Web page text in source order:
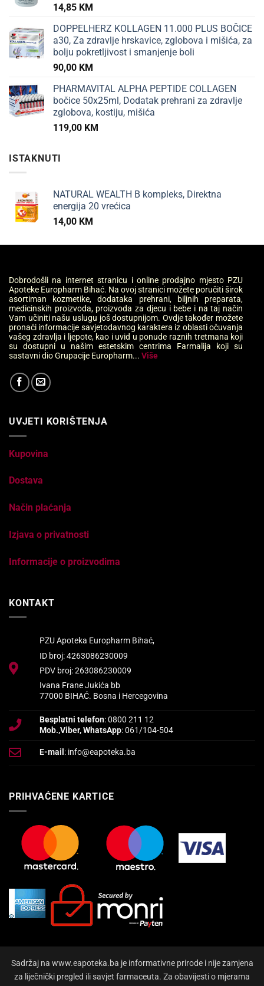
14,85 KM
DOPPELHERZ KOLLAGEN 11.000 PLUS BOČICE
a30, Za zdravlje hrskavice, zglobova i mišića, za
bolju pokretljivost i smanjenje boli
90,00 KM
PHARMAVITAL ALPHA PEPTIDE COLLAGEN
bočice 50x25ml, Dodatak prehrani za zdravlje
zglobova, kostiju, mišića
119,00 KM
ISTAKNUTI
NATURAL WEALTH B kompleks, Direktna
energija 20 vrećica
14,00 KM
Dobrodošli na internet stranicu i online prodajno mjesto PZU
Apoteke Europharm Bihać. Na ovoj stranici možete poručiti širok
asortiman kozmetike, dodataka prehrani, biljnih preparata,
medicinskih proizvoda, proizvoda za djecu i bebe i na taj način
Vam učiniti našu uslugu još dostupnijom. Ovdje također možete
pronaći informacije savjetodavnog karaktera iz oblasti očuvanja
vašeg zdravlja i ljepote, kao i uvid u ponude raznih tretmana koji
su dostupni u našim estetskim centrima Farmalija koji su
sastavni dio Grupacije Europharm... Više
UVJETI KORIŠTENJA
Kupovina
Dostava
Način plaćanja
Izjava o privatnosti
Informacije o proizvodima
KONTAKT
PZU Apoteka Europharm Bihać,
ID broj: 4263086230009
PDV broj: 263086230009
Ivana Frane Jukića bb
77000 BIHAĆ. Bosna i Hercegovina
Besplatni telefon: 0800 211 12
Mob.,Viber, WhatsApp: 061/104-504
E-mail : info@eapoteka.ba
PRIHVAĆENE KARTICE
Sadržaj na www.eapoteka.ba je informativne prirode i nije zamjena
za liječnički pregled ili savjet farmaceuta. Za obavijesti o mjerama